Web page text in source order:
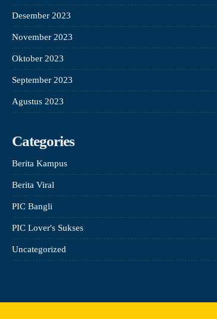
Desember 2023
November 2023
Oktober 2023
September 2023
Agustus 2023
Categories
Berita Kampus
Berita Viral
PIC Bangli
PIC Lover's Sukses
Uncategorized